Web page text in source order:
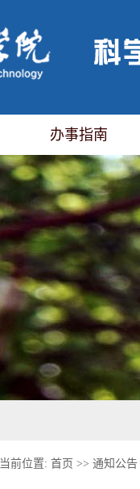
办事指南
当前位置: 首页 >> 通知公告